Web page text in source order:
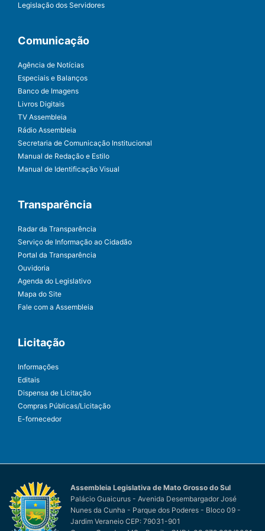
Legislação dos Servidores
Comunicação
Agência de Notícias
Especiais e Balanços
Banco de Imagens
Livros Digitais
TV Assembleia
Rádio Assembleia
Secretaria de Comunicação Institucional
Manual de Redação e Estilo
Manual de Identificação Visual
Transparência
Radar da Transparência
Serviço de Informação ao Cidadão
Portal da Transparência
Ouvidoria
Agenda do Legislativo
Mapa do Site
Fale com a Assembleia
Licitação
Informações
Editais
Dispensa de Licitação
Compras Públicas/Licitação
E-fornecedor
Assembleia Legislativa de Mato Grosso do Sul
Palácio Guaicurus - Avenida Desembargador José
Nunes da Cunha - Parque dos Poderes - Bloco 09 -
Jardim Veraneio CEP: 79031-901